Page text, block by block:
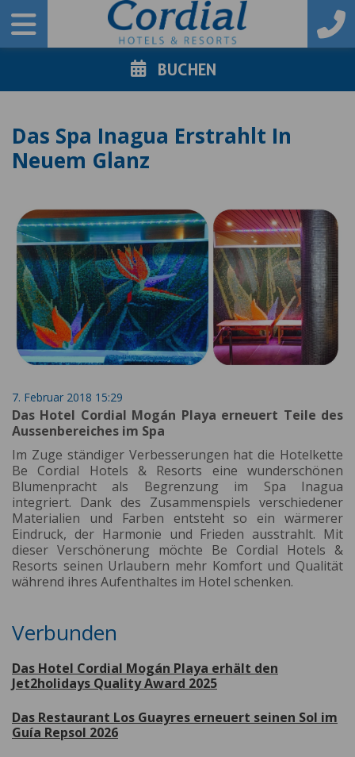
BUCHEN
Das Spa Inagua Erstrahlt In
Neuem Glanz
7. Februar 2018 15:29
Das Hotel Cordial Mogán Playa erneuert Teile des
Aussenbereiches im Spa
Im Zuge ständiger Verbesserungen hat die Hotelkette
Be Cordial Hotels & Resorts eine wunderschönen
Blumenpracht als Begrenzung im Spa Inagua
integriert. Dank des Zusammenspiels verschiedener
Materialien und Farben entsteht so ein wärmerer
Eindruck, der Harmonie und Frieden ausstrahlt. Mit
dieser Verschönerung möchte Be Cordial Hotels &
Resorts seinen Urlaubern mehr Komfort und Qualität
während ihres Aufenthaltes im Hotel schenken.
Verbunden
Das Hotel Cordial Mogán Playa erhält den
Jet2holidays Quality Award 2025
Das Restaurant Los Guayres erneuert seinen Sol im
Guía Repsol 2026